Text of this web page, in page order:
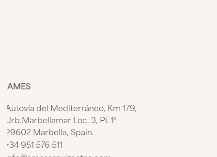
AMES
Autovía del Mediterráneo, Km 179,
Urb.Marbellamar Loc. 3, Pl. 1ª
29602 Marbella, Spain.
+34 951 576 511